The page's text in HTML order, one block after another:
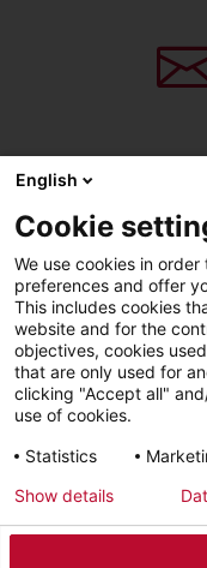
การเข้าถึ
English
Cookie
We use cookies in
preferences and offer
This includes cookies
website and for the
objectives, cookies
that are only used for
clicking "Accept all"
use of cookies.
Statistics
Show details